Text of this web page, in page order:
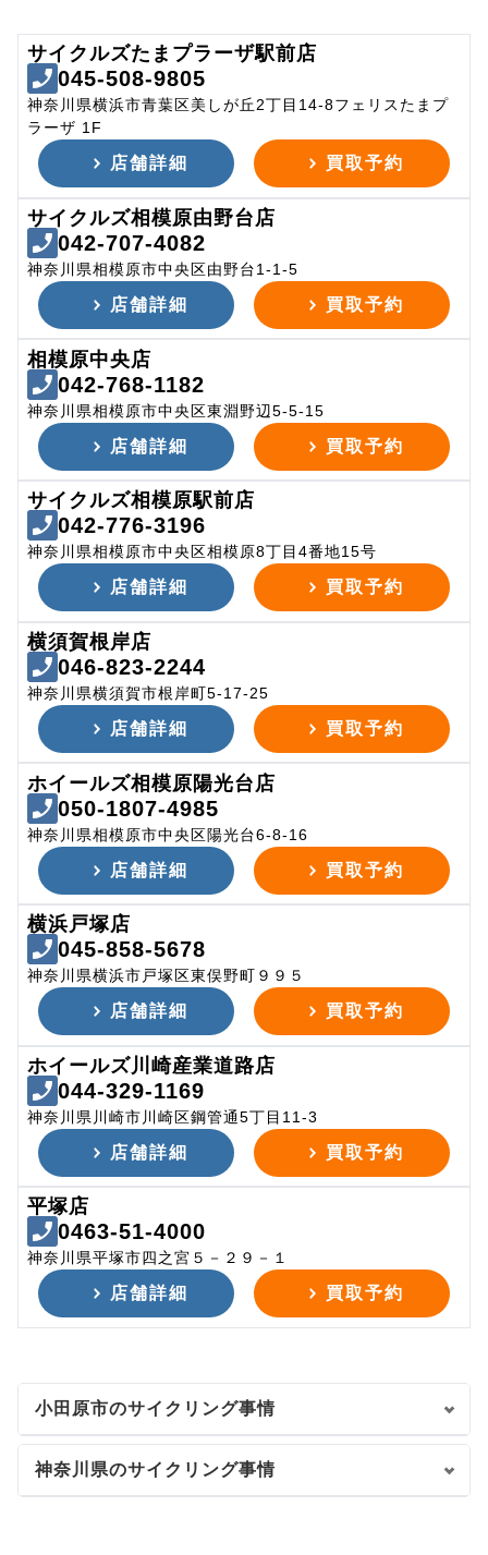
サイクルズたまプラーザ駅前店
045-508-9805
神奈川県横浜市青葉区美しが丘2丁目14-8フェリスたまプ
ラーザ 1F
店舗詳細 買取予約
サイクルズ相模原由野台店
042-707-4082
神奈川県相模原市中央区由野台1-1-5
店舗詳細 買取予約
相模原中央店
042-768-1182
神奈川県相模原市中央区東淵野辺5-5-15
店舗詳細 買取予約
サイクルズ相模原駅前店
042-776-3196
神奈川県相模原市中央区相模原8丁目4番地15号
店舗詳細 買取予約
横須賀根岸店
046-823-2244
神奈川県横須賀市根岸町5-17-25
店舗詳細 買取予約
ホイールズ相模原陽光台店
050-1807-4985
神奈川県相模原市中央区陽光台6-8-16
店舗詳細 買取予約
横浜戸塚店
045-858-5678
神奈川県横浜市戸塚区東俣野町９９５
店舗詳細 買取予約
ホイールズ川崎産業道路店
044-329-1169
神奈川県川崎市川崎区鋼管通5丁目11-3
店舗詳細 買取予約
平塚店
0463-51-4000
神奈川県平塚市四之宮５－２９－１
店舗詳細 買取予約
小田原市のサイクリング事情
神奈川県のサイクリング事情